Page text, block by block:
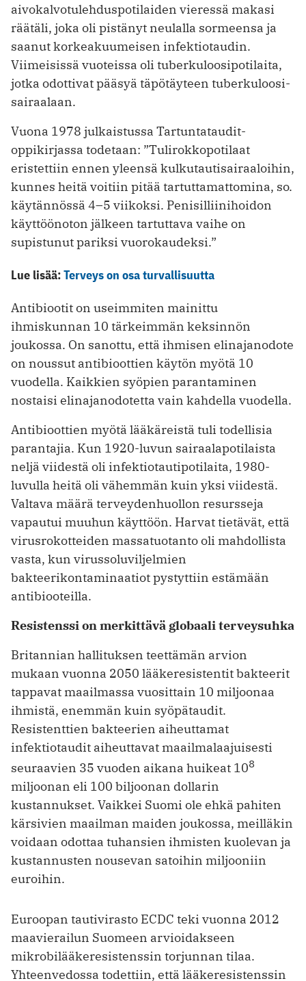
aivokalvotulehduspotilaiden vieressä makasi
räätäli, joka oli pistänyt neulalla sormeensa ja
saanut korkeakuumeisen infektiotaudin.
Viimeisissä vuoteissa oli tuberkuloosipotilaita,
jotka odottivat pääsyä täpötäyteen tuberkuloosi­
sairaalaan.
Vuona 1978 julkaistussa Tartuntataudit-
oppikirjassa todetaan: ”Tulirokkopotilaat
eristettiin ennen yleensä kulkutautisairaaloihin,
kunnes heitä voitiin pitää tartuttamattomina, so.
käytännössä 4–5 viikoksi. Penisilliinihoidon
käyttöönoton jälkeen tartuttava vaihe on
supistunut pariksi vuorokaudeksi.”
Lue lisää:Terveys on osa turvallisuutta
Antibiootit on useimmiten mainittu
ihmiskunnan 10 tärkeimmän keksinnön
joukossa. On sanottu, että ihmisen elinajanodote
on noussut antibioottien käytön myötä 10
vuodella. Kaikkien syöpien parantaminen
nostaisi elinajanodotetta vain kahdella vuodella.
Antibioottien myötä lääkäreistä tuli todellisia
parantajia. Kun 1920-luvun sairaalapotilaista
neljä viidestä oli infektiotautipotilaita, 1980-
luvulla heitä oli vähemmän kuin yksi viidestä.
Valtava määrä terveydenhuollon resursseja
vapautui muuhun käyttöön. Harvat tietävät, että
virusrokotteiden massatuotanto oli mahdollista
vasta, kun virussoluviljelmien
bakteerikontaminaatiot pystyttiin estämään
antibiooteilla.
Resistenssi on merkittävä globaali terveysuhka
Britannian hallituksen teettämän arvion
mukaan vuonna 2050 lääkeresistentit bakteerit
­tappavat maailmassa vuosittain 10 miljoonaa
ihmistä, enemmän kuin syöpätaudit.
Resistenttien bakteerien aiheuttamat
infektiotaudit aiheuttavat maailmalaajuisesti
seuraavien 35 vuoden aikana huikeat 108
miljoonan eli 100 biljoonan dollarin
kustannukset. Vaikkei Suomi ole ehkä pahiten
kärsivien maailman maiden joukossa, meilläkin
voidaan odottaa tuhansien ihmisten kuolevan ja
kustannusten nousevan satoihin miljooniin
euroihin.
Euroopan tautivirasto ECDC teki vuonna 2012
maavierailun Suomeen arvioidakseen
mikrobilääkeresistenssin torjunnan tilaa.
Yhteenvedossa todettiin, että lääkeresistenssin